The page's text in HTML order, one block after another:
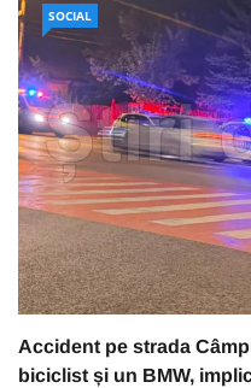
SOCIAL
Accident pe strada
biciclist și un BMW,